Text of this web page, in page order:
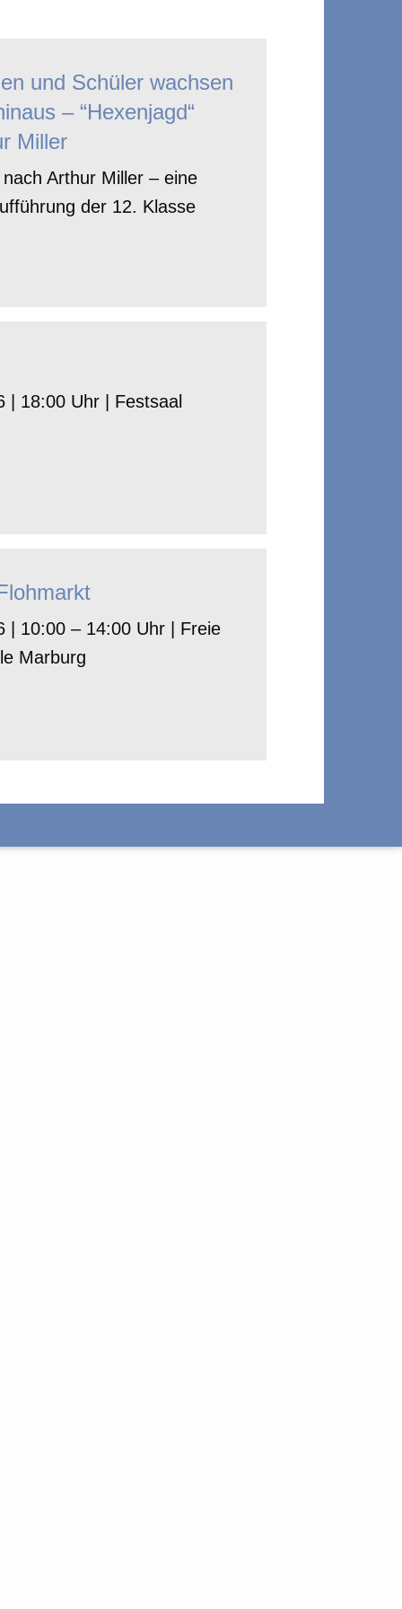
und Schüler wachsen
– “Hexenjagd“
Miller
nach Arthur Miller – eine
der 12. Klasse
| 18:00 Uhr | Festsaal
| 10:00 – 14:00 Uhr | Freie
Marburg